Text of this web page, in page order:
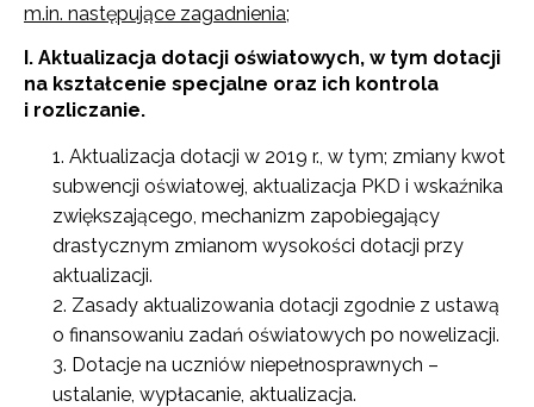
m.in. następujące zagadnienia;
I. Aktualizacja dotacji oświatowych, w tym dotacji
na kształcenie specjalne oraz ich kontrola
i rozliczanie.
Aktualizacja dotacji w 2019 r., w tym; zmiany kwot
subwencji oświatowej, aktualizacja PKD i wskaźnika
zwiększającego, mechanizm zapobiegający
drastycznym zmianom wysokości dotacji przy
aktualizacji.
Zasady aktualizowania dotacji zgodnie z ustawą
o finansowaniu zadań oświatowych po nowelizacji.
Dotacje na uczniów niepełnosprawnych –
ustalanie, wypłacanie, aktualizacja.